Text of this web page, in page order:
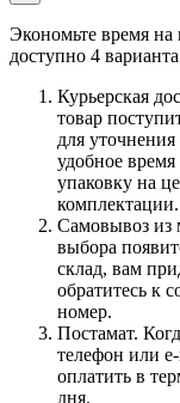
Экономьте время на
доступно 4
Курьерская
товар
для
удобное
упаковку на
комплектации.
Самовывоз из
выбора
склад, вам
обратитесь к
номер.
Постамат.
телефон или
оплатить в
дня.